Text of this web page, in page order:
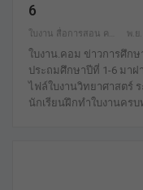
6
พ.ย
ใบงาน.คอม ข่าวการศึก
ประถมศึกษาปีที่ 1-6 มา
ไฟล์ใบงานวิทยาศาสตร์
นักเรียนฝึกทำใบงานคร